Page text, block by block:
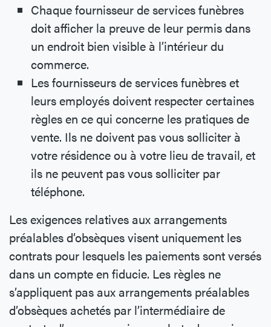
Chaque fournisseur de services funèbres
doit afficher la preuve de leur permis dans
un endroit bien visible à l’intérieur du
commerce.
Les fournisseurs de services funèbres et
leurs employés doivent respecter certaines
règles en ce qui concerne les pratiques de
vente. Ils ne doivent pas vous solliciter à
votre résidence ou à votre lieu de travail, et
ils ne peuvent pas vous solliciter par
téléphone.
Les exigences relatives aux arrangements
préalables d’obsèques visent uniquement les
contrats pour lesquels les paiements sont versés
dans un compte en fiducie. Les règles ne
s’appliquent pas aux arrangements préalables
d’obsèques achetés par l’intermédiaire de